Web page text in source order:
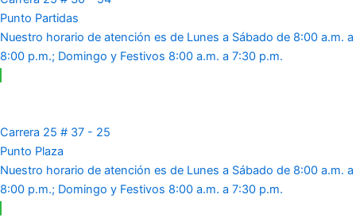
Punto Partidas
Nuestro horario de atención es de Lunes a Sábado de 8:00 a.m. a
8:00 p.m.; Domingo y Festivos 8:00 a.m. a 7:30 p.m.
Carrera 25 # 37 - 25
Punto Plaza
Nuestro horario de atención es de Lunes a Sábado de 8:00 a.m. a
8:00 p.m.; Domingo y Festivos 8:00 a.m. a 7:30 p.m.